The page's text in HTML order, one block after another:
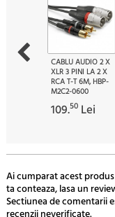
CABLU AUDIO 2 X
XLR 3 PINI LA 2 X
RCA T-T 6M, HBP-
M2C2-0600
109.50 Lei
Ai cumparat acest
ta conteaza, lasa un
Sectiunea de comentarii